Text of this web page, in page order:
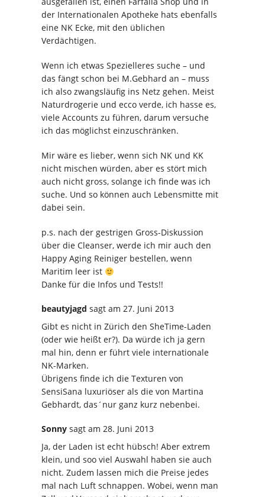
der Internationalen Apotheke hats ebenfalls
eine NK Ecke, mit den üblichen
Verdächtigen.
Wenn ich etwas Spezielleres suche – und
das fängt schon bei M.Gebhard an – muss
ich also zwangsläufig ins Netz gehen. Meist
Naturdrogerie und ecco verde, ich hasse es,
viele Accounts zu führen, darum versuche
ich das möglichst einzuschränken.
Mir wäre es lieber, wenn sich NK und KK
nicht mischen würden, aber es stört mich
auch nicht gross, solange ich finde was ich
suche. Und so können auch Lebensmitte mit
dabei sein.
p.s. nach der gestrigen Gross-Diskussion
über die Cleanser, werde ich mir auch den
Happy Aging Reiniger bestellen, wenn
Maritim leer ist
Danke für die Infos und Tests!!
beautyjagd sagt am 27. Juni 2013
Gibt es nicht in Zürich den SheTime-Laden
(oder wie heißt er?). Da würde ich ja gern
mal hin, denn er führt viele internationale
NK-Marken.
Übrigens finde ich die Texturen von
SensiSana luxuriöser als die von Martina
Gebhardt, das´nur ganz kurz nebenbei.
Sonny sagt am 28. Juni 2013
Ja, der Laden ist echt hübsch! Aber extrem
klein, und soo viel Auswahl haben sie auch
nicht. Zudem lassen mich die Preise jedes
mal nach Luft schnappen. Wobei, wenn man